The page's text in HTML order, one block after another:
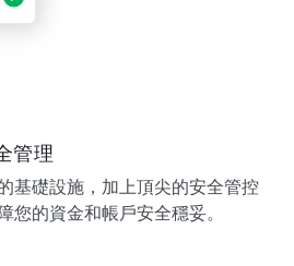
管理
基礎設施，加上頂尖的安全管控
您的資金和帳戶安全穩妥。